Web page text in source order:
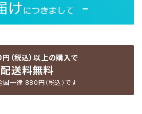
（税込）以上の購入で
配送料無料
国一律 880円（税込）です